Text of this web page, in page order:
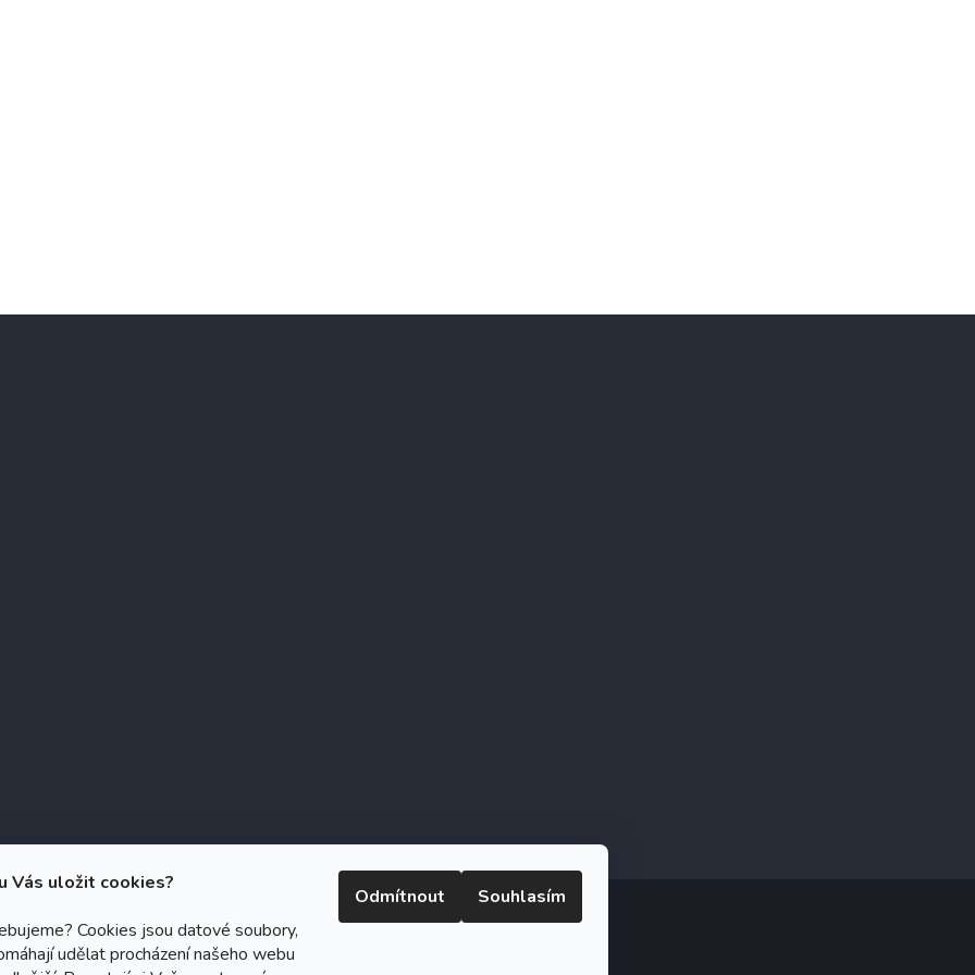
Vás uložit cookies?
Cookies jsou datové soubory,
udělat procházení našeho webu
Odmítnout Souhlasím
2026Zubáček.cz. Všechna práva vyhrazena.